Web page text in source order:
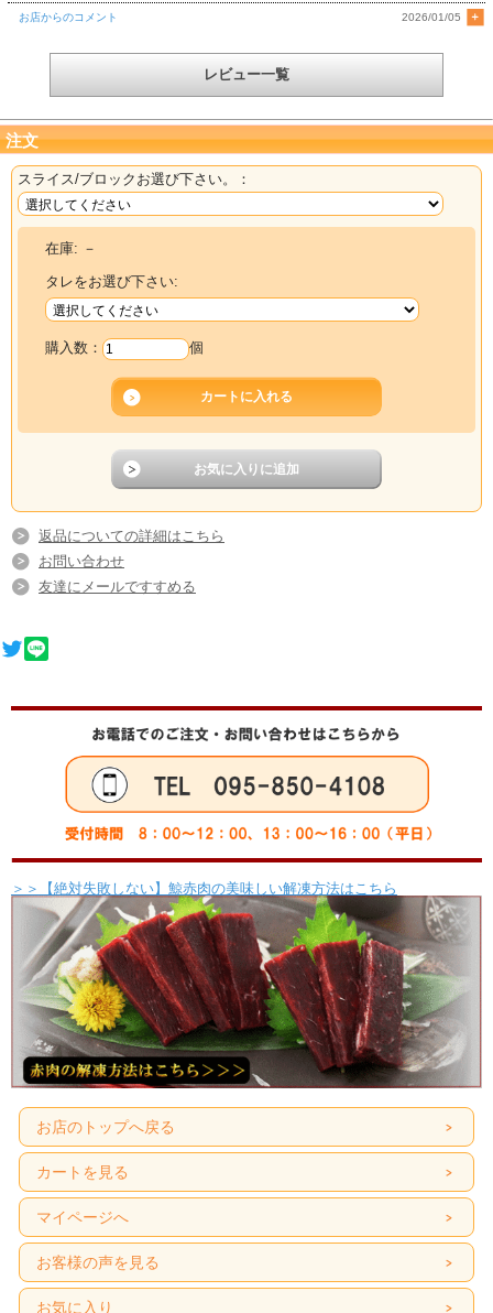
保存方法
-18度以下で保存
冷凍で3ヶ月（開封後はお早めにお召し上がりください。）
北西太平洋産
お召し上がり方
スライスはそのままお召し上がりください。
かけポン酢やからし酢味噌を付けると美味しく頂けます。
お店からのコメント 2026/01/05
レビュー一覧
注文
スライス/ブロックお選び下さい。：
在庫: －
タレをお選び下さい:
購入数： 個
返品についての詳細はこちら
お問い合わせ
友達にメールですすめる
＞＞【絶対失敗しない】鯨赤肉の美味しい解凍方法はこちら
お店のトップへ戻る
カートを見る
マイページへ
お客様の声を見る
お気に入り